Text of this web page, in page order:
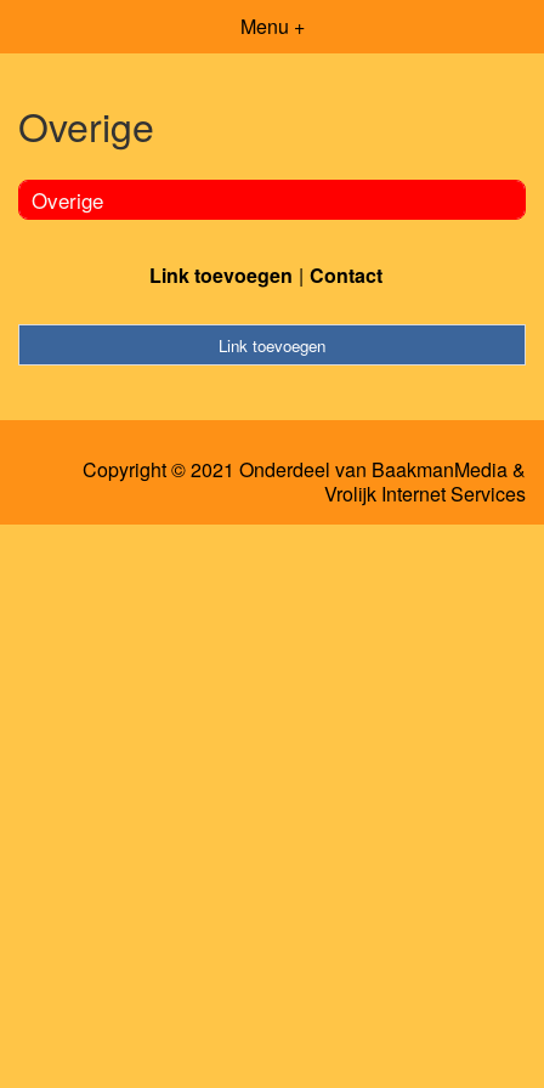
Menu +
Overige
Overige
Link toevoegen Contact
Link toevoegen
Copyright © 2021 Onderdeel van BaakmanMedia&
Vrolijk Internet Services